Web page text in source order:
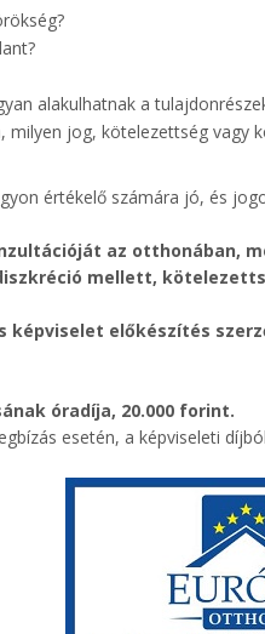
alakulhatnak a
milyen jog, kötelezettség vagy
értékelő számára jó, és
az otthonában,
mellett,
képviselet előkészítés
óradíja, 20.000 forint.
esetén, a képviseleti